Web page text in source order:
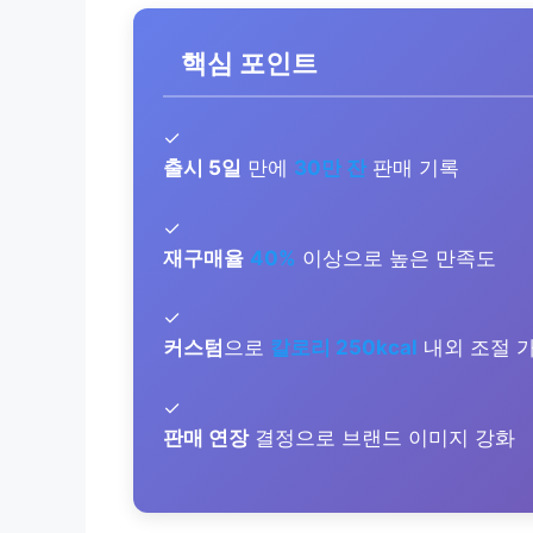
핵심 포인트
✓
출시 5일 만에 30만 잔 판매 기록
✓
재구매율 40% 이상으로 높은 만족도
✓
커스텀 으로 칼로리 250kcal 내외 조절
✓
판매 연장결정으로 브랜드 이미지 강화